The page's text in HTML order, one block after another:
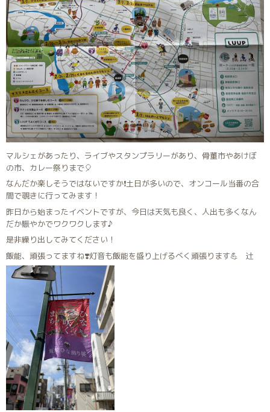
マルシェがあったり、ライブやスタンプラリーがあり、骨董市やあけぼ
の市、カレー祭りまで🎈
なんだか楽しそうではないですか❗️土日が多いので、オンコール当番の合
間で覗きに行ってみます！
昨日から始まったイベントですが、今日は天気も良く、人出も多くなん
だか賑やかでワクワクします♪
是非繰り出してみてください！
飯能、頑張ってますね❣️灯音も飯能を盛り上げるべく頑張ります💪 辻